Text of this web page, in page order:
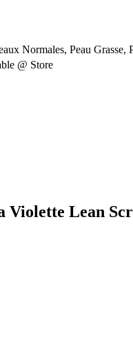
Normales, Peau
@ Store
Lean